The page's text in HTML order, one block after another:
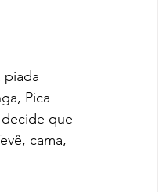
piada
Pica
que
cama,